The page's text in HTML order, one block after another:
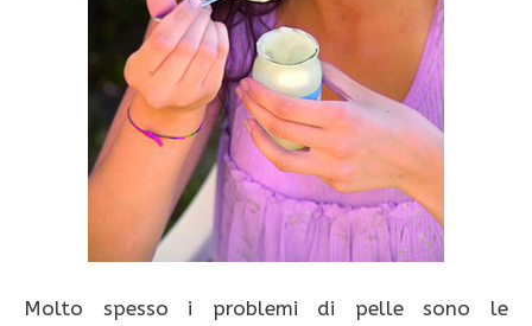
Molto spesso i problemi di pelle sono le